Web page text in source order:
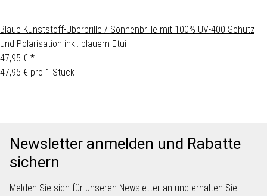
Blaue Kunststoff-Überbrille / Sonnenbrille mit 100% UV-400 Schutz
und Polarisation inkl. blauem Etui
47,95 € *
47,95 € pro 1 Stück
Newsletter anmelden und Rabatte
sichern
Melden Sie sich für unseren Newsletter an und erhalten Sie